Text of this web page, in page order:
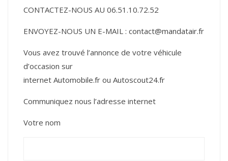
CONTACTEZ-NOUS AU 06.51.10.72.52
ENVOYEZ-NOUS UN E-MAIL : contact@mandatair.fr
Vous avez trouvé l’annonce de votre véhicule
d’occasion sur
internet Automobile.fr ou Autoscout24.fr
Communiquez nous l’adresse internet
Votre nom